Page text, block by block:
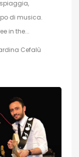
di musica.
in the...
Cefalù